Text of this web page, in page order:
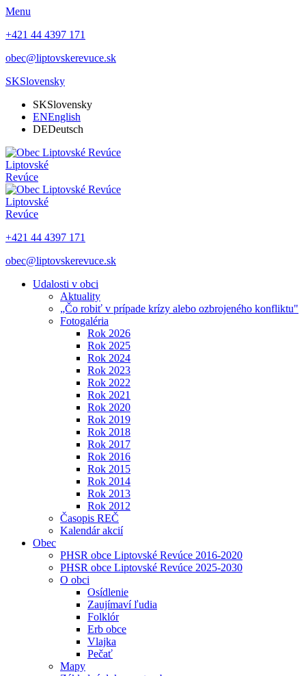
Menu
+421 44 4397 171
obec@liptovskerevuce.sk
SKSlovensky
SKSlovensky
ENEnglish
DEDeutsch
Liptovské
Revúce
Liptovské
Revúce
+421 44 4397 171
obec@liptovskerevuce.sk
Udalosti v obci
Aktuality
„Čo robiť v prípade krízy alebo ozbrojeného konfliktu"
Fotogaléria
Rok 2026
Rok 2025
Rok 2024
Rok 2023
Rok 2022
Rok 2021
Rok 2020
Rok 2019
Rok 2018
Rok 2017
Rok 2016
Rok 2015
Rok 2014
Rok 2013
Rok 2012
Časopis REČ
Kalendár akcií
Obec
PHSR obce Liptovské Revúce 2016-2020
PHSR obce Liptovské Revúce 2025-2030
O obci
Osídlenie
Zaujímaví ľudia
Folklór
Erb obce
Vlajka
Pečať
Mapy